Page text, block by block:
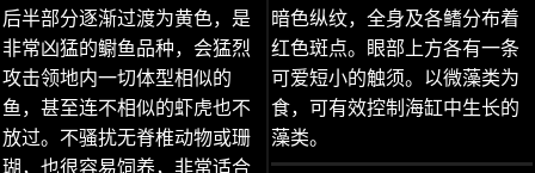
后半部分逐渐过渡为黄色，是
非常凶猛的鳚鱼品种，会猛烈
攻击领地内一切体型相似的
鱼，甚至连不相似的虾虎也不
放过。不骚扰无脊椎动物或珊
瑚，也很容易饲养，非常适合
暗色纵纹，全身及各鳍分布着
红色斑点。眼部上方各有一条
可爱短小的触须。以微藻类为
食，可有效控制海缸中生长的
藻类。